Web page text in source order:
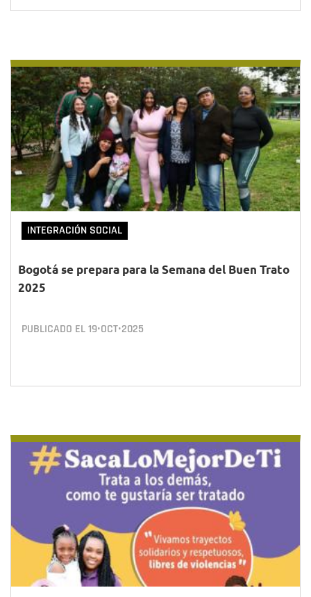
INTEGRACIÓN SOCIAL
Bogotá se prepara para la Semana del Buen Trato
2025
PUBLICADO EL19•OCT•2025